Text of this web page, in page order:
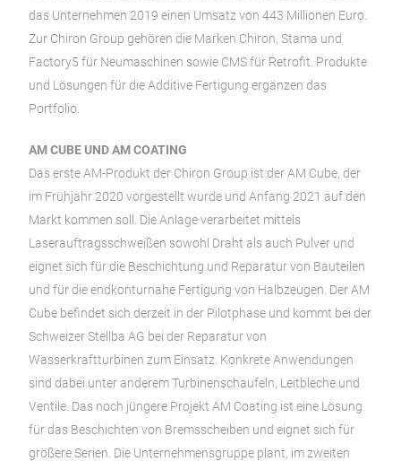
das Unternehmen 2019 einen Umsatz von 443 Millionen Euro.
Zur Chiron Group gehören die Marken Chiron, Stama und
Factory5 für Neumaschinen sowie CMS für Retrofit. Produkte
und Lösungen für die Additive Fertigung ergänzen das
Portfolio.
AM CUBE UND AM COATING
Das erste AM-Produkt der Chiron Group ist der AM Cube, der
im Frühjahr 2020 vorgestellt wurde und Anfang 2021 auf den
Markt kommen soll. Die Anlage verarbeitet mittels
Laserauftragsschweißen sowohl Draht als auch Pulver und
eignet sich für die Beschichtung und Reparatur von Bauteilen
und für die endkonturnahe Fertigung von Halbzeugen. Der AM
Cube befindet sich derzeit in der Pilotphase und kommt bei der
Schweizer Stellba AG bei der Reparatur von
Wasserkraftturbinen zum Einsatz. Konkrete Anwendungen
sind dabei unter anderem Turbinenschaufeln, Leitbleche und
Ventile. Das noch jüngere Projekt AM Coating ist eine Lösung
für das Beschichten von Bremsscheiben und eignet sich für
größere Serien. Die Unternehmensgruppe plant, im zweiten